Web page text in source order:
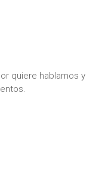
quiere hablarnos y